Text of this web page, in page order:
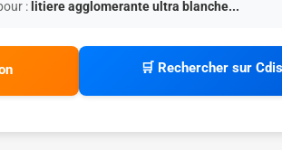
: litiere agglomerante ultra blanche...
🛒 Rechercher sur